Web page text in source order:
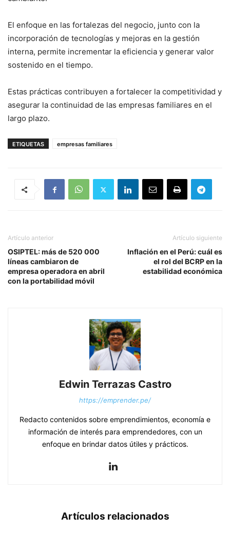
El enfoque en las fortalezas del negocio, junto con la
incorporación de tecnologías y mejoras en la gestión
interna, permite incrementar la eficiencia y generar valor
sostenido en el tiempo.
Estas prácticas contribuyen a fortalecer la competitividad y
asegurar la continuidad de las empresas familiares en el
largo plazo.
ETIQUETAS empresas familiares
Artículo anterior
OSIPTEL: más de 520 000
líneas cambiaron de
empresa operadora en abril
con la portabilidad móvil
Artículo siguiente
Inflación en el Perú: cuál es
el rol del BCRP en la
estabilidad económica
Edwin Terrazas Castro
https://emprender.pe/
Redacto contenidos sobre emprendimientos, economía e
información de interés para emprendedores, con un
enfoque en brindar datos útiles y prácticos.
Artículos relacionados